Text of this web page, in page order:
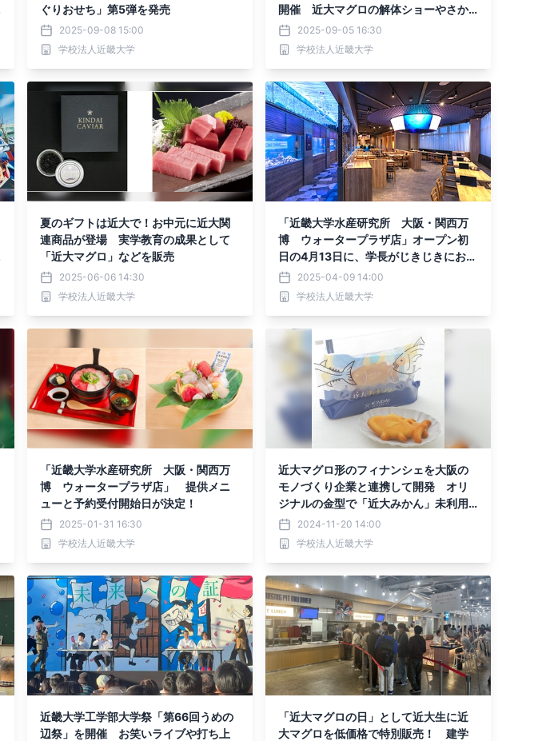
ぐりおせち」第5弾を発売
2025-09-08 15:00
学校法人近畿大学
開催 近大マグロの解体ショーやさか
なクンのトークショーを実施
2025-09-05 16:30
学校法人近畿大学
夏のギフトは近大で！お中元に近大関
連商品が登場 実学教育の成果として
「近大マグロ」などを販売
2025-06-06 14:30
学校法人近畿大学
「近畿大学水産研究所 大阪・関西万
博 ウォータープラザ店」オープン初
日の4月13日に、学長がじきじきにお客
様をお出迎え！
2025-04-09 14:00
学校法人近畿大学
「近畿大学水産研究所 大阪・関西万
博 ウォータープラザ店」 提供メニ
ューと予約受付開始日が決定！
2025-01-31 16:30
学校法人近畿大学
近大マグロ形のフィナンシェを大阪の
モノづくり企業と連携して開発 オリ
ジナルの金型で「近大みかん」未利用
資源を有効活用
2024-11-20 14:00
学校法人近畿大学
近畿大学工学部大学祭「第66回うめの
辺祭」を開催 お笑いライブや打ち上
「近大マグロの日」として近大生に近
大マグロを低価格で特別販売！ 建学